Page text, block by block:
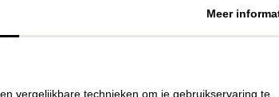
Meer
vergelijkbare technieken om je gebruikservaring te